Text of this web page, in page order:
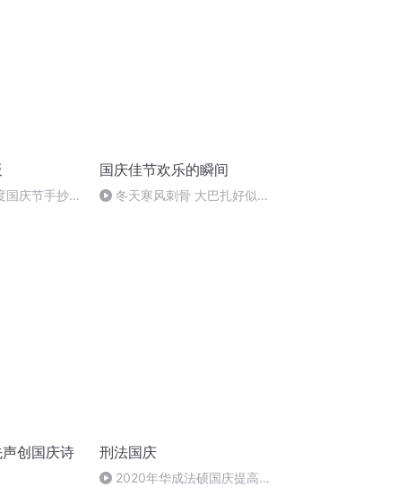
国庆节手抄报
国庆佳节欢乐的瞬间
冬天寒风刺骨 大巴扎好似温
创国庆诗
刑法国庆
2020年华成法硕国庆提高班